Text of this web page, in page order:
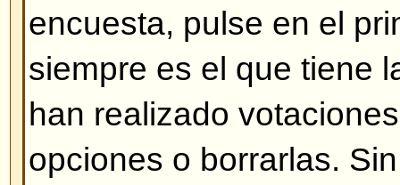
Ud. posea, los cuales son
administrador.
Volver arriba
¿Qué son los Temas
Los Temas Permanentes